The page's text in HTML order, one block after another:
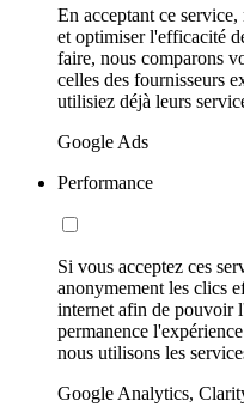
En acceptant ce
et optimiser l'efficacité
faire, nous comparons
celles des fournisseurs
utilisiez déjà leurs
Google Ads
Performance
Si vous acceptez ces
anonymement les clics
internet afin de pouvoir
permanence
nous utilisons les
Google Analytics,